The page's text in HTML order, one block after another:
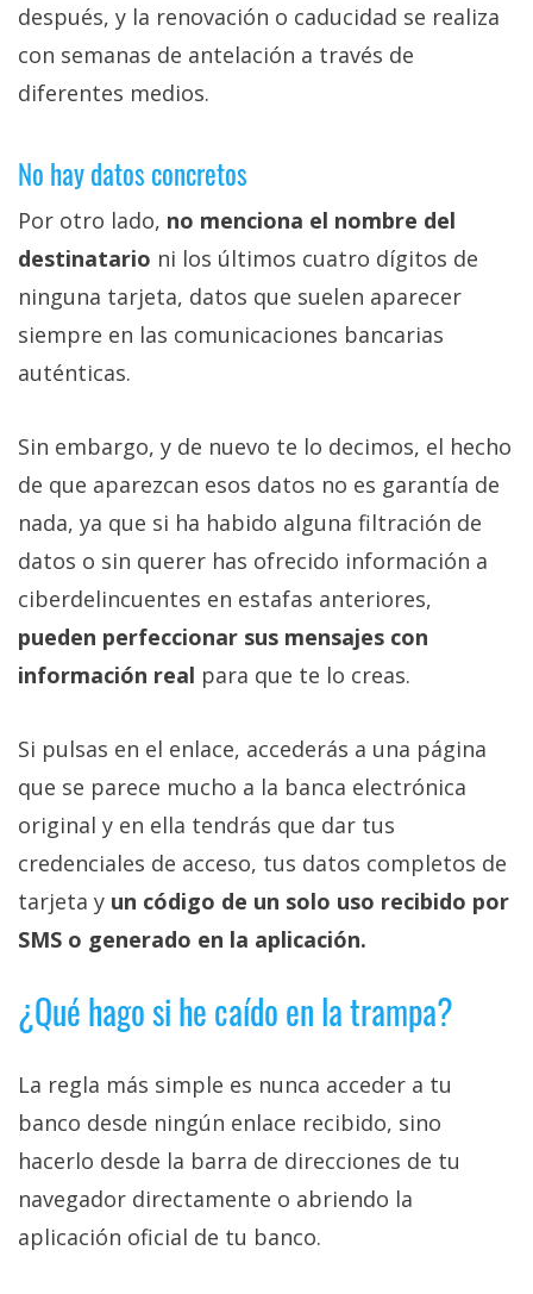
después, y la renovación o caducidad se realiza
con semanas de antelación a través de
diferentes medios.
No hay datos concretos
Por otro lado, no menciona el nombre del
destinatario ni los últimos cuatro dígitos de
ninguna tarjeta, datos que suelen aparecer
siempre en las comunicaciones bancarias
auténticas.
Sin embargo, y de nuevo te lo decimos, el hecho
de que aparezcan esos datos no es garantía de
nada, ya que si ha habido alguna filtración de
datos o sin querer has ofrecido información a
ciberdelincuentes en estafas anteriores,
pueden perfeccionar sus mensajes con
información real para que te lo creas.
Si pulsas en el enlace, accederás a una página
que se parece mucho a la banca electrónica
original y en ella tendrás que dar tus
credenciales de acceso, tus datos completos de
tarjeta y un código de un solo uso recibido por
SMS o generado en la aplicación.
¿Qué hago si he caído en la trampa?
La regla más simple es nunca acceder a tu
banco desde ningún enlace recibido, sino
hacerlo desde la barra de direcciones de tu
navegador directamente o abriendo la
aplicación oficial de tu banco.